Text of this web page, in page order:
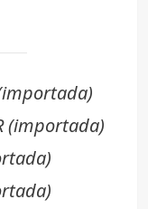
(importada)